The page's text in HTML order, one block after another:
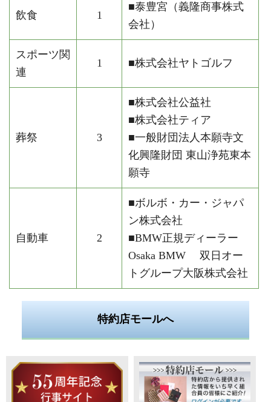
飲食 1
■泰豊宮（義隆商事株式
会社）
スポーツ関
連
1 ■株式会社ヤトゴルフ
葬祭 3
■株式会社公益社
■株式会社ティア
■一般財団法人本願寺文
化興隆財団 東山浄苑東本
願寺
自動車 2
■ボルボ・カー・ジャパ
ン株式会社
■BMW正規ディーラー
Osaka BMW 双日オー
トグループ大阪株式会社
特約店モールへ